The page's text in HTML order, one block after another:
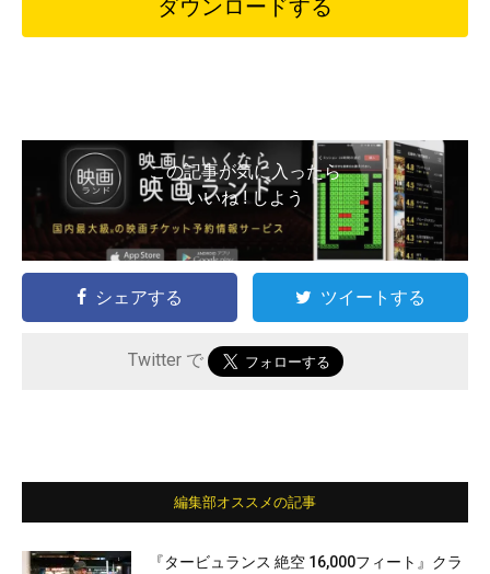
ダウンロードする
この記事が気に入ったら
いいね ! しよう
シェアする ツイートする
Twitter で
編集部オススメの記事
『タービュランス 絶空 16,000フィート』クラ